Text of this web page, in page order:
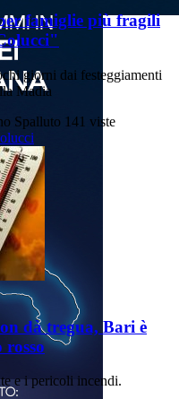
famiglie più fragili
giorni dai festeggiamenti
Madia
Spalluto 141 viste
dà tregua, Bari è
rosso
e i pericoli incendi.